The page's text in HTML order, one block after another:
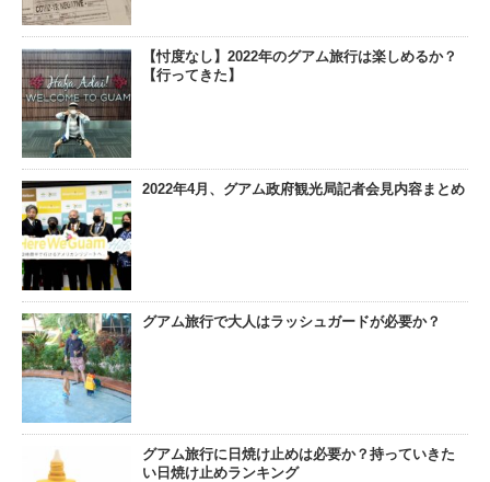
【忖度なし】2022年のグアム旅行は楽しめるか？
【行ってきた】
2022年4月、グアム政府観光局記者会見内容まとめ
グアム旅行で大人はラッシュガードが必要か？
グアム旅行に日焼け止めは必要か？持っていきた
い日焼け止めランキング